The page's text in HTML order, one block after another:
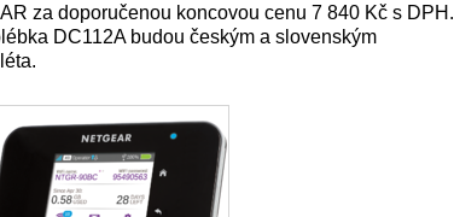
za doporučenou koncovou cenu 7 840 Kč s DPH.
DC112A budou českým a slovenským